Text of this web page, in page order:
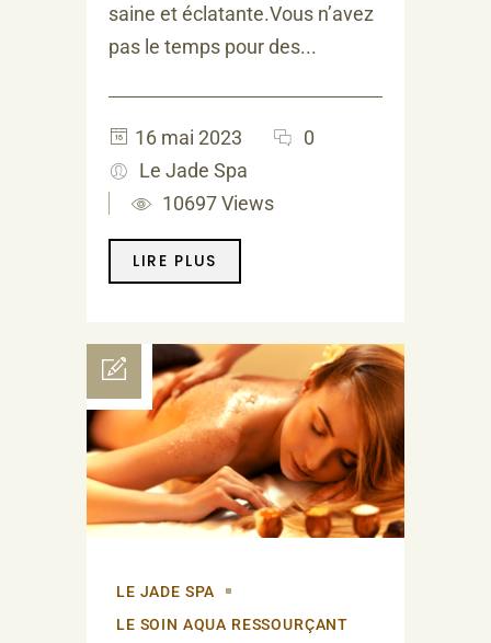
saine et éclatante.Vous n’avez
pas le temps pour des...
16 mai 2023
0
Le Jade Spa
10697 Views
LIRE PLUS
LE JADE SPA
LE SOIN AQUA RESSOURÇANT